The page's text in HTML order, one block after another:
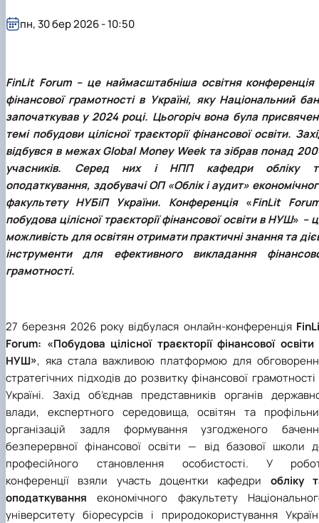
та мереж для забезпечення рівності у …
FinLit Forum – це наймасштабніша освітня конференція
фінансової грамотності в Україні, яку Національний
започаткував у 2024 році. Цьогоріч вона була
темі побудови цілісної траєкторії фінансової освіти.
відбувся в межах Global Money Week та зібрав понад
учасників. Серед них і НПП кафедри обліку
оподаткування, здобувачі ОП «Облік і аудит»
факультету НУБіП України. Конференція «FinLit
побудова цілісної траєкторії фінансової освіти в НУШ» –
можливість для освітян отримати практичні знання та
інструменти для ефективного викладання
грамотності.
27 березня 2026 року відбулася онлайн-конференція
Forum: «Побудова цілісної траєкторії фінансової освіти
НУШ», яка стала важливою платформою для
стратегічних підходів до розвитку фінансової грамотності
Україні. Захід об’єднав представників органів
влади, експертного середовища, освітян та
організацій задля формування узгодженого
безперервної фінансової освіти — від базової школи
професійного становлення особистості. У
конференції взяли участь доцентки кафедри обліку
оподаткування економічного факультету
університету біоресурсів і природокористування
пн, 30 бер 2026 - 10:50